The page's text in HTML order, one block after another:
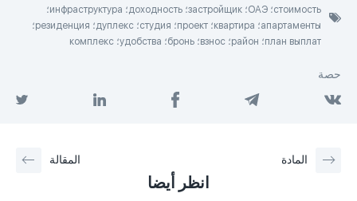
стоимость؛ ОАЭ؛ застройщик؛ доходность؛ инфраструктура؛
апартаменты؛ квартира؛ проект؛ студия؛ дуплекс؛ резиденция؛
план выплат؛ район؛ взнос؛ бронь؛ удобства؛ комплекс
حصة
المادة المقالة
انظر أيضا